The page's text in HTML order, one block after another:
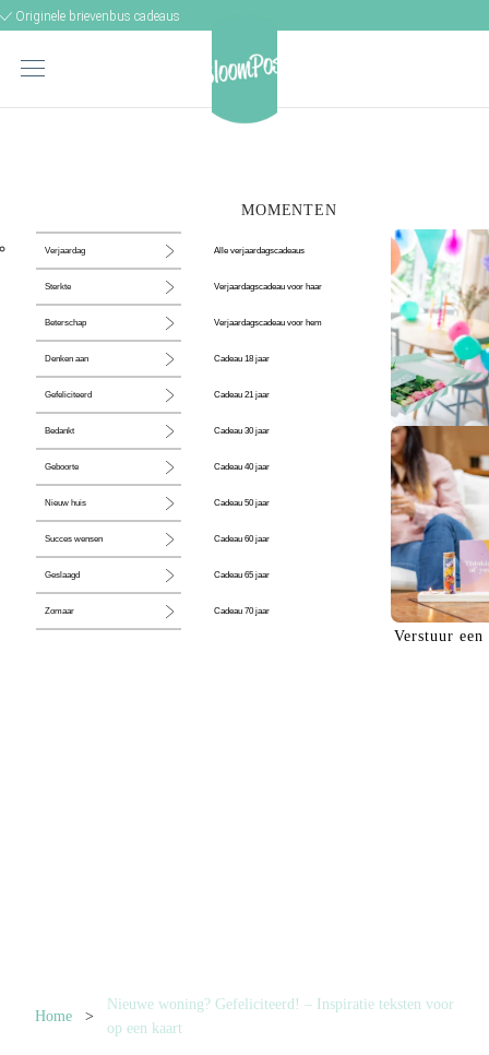
Originele brievenbus cadeaus
MOMENTEN
Verjaardag
Sterkte
Beterschap
Denken aan
Gefeliciteerd
Bedankt
Geboorte
Nieuw huis
Succes wensen
Geslaagd
Zomaar
Alle verjaardagscadeaus
Verjaardagscadeau voor haar
Verjaardagscadeau voor hem
Cadeau 18 jaar
Cadeau 21 jaar
Cadeau 30 jaar
Cadeau 40 jaar
Cadeau 50 jaar
Cadeau 60 jaar
Cadeau 65 jaar
Cadeau 70 jaar
De perfecte
Verstuur een
Home >
Nieuwe woning? Gefeliciteerd! – Inspiratie teksten voor
op een kaart